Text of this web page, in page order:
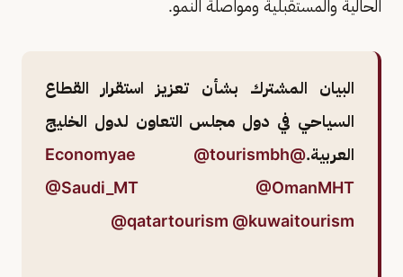
الحالية والمستقبلية ومواصلة النمو.
البيان المشترك بشأن تعزيز استقرار القطاع
السياحي في دول مجلس التعاون لدول الخليج
العربية.@Economyae
@tourismbh
@Saudi_MT
@OmanMHT
@qatartourism @kuwaitourism